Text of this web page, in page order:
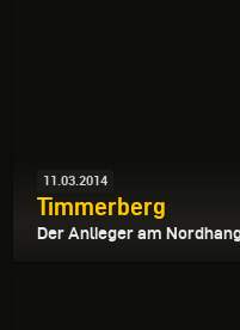
11.03.2014
Timmerberg
Der Anlieger am